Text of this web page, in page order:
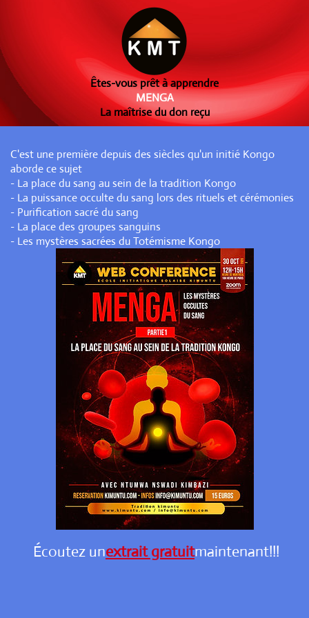
Êtes-vous prêt à apprendre
MENGA
La maîtrise du don reçu
C'est une première depuis des siècles qu'un initié Kongo
aborde ce sujet
- La place du sang au sein de la tradition Kongo
- La puissance occulte du sang lors des rituels et cérémonies
- Purification sacré du sang
- La place des groupes sanguins
- Les mystères sacrées du Totémisme Kongo
Écoutez unextrait gratuitmaintenant!!!